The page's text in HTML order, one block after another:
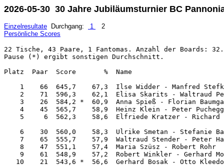
2026-05-30 30 Jahre Jubiläumsturnier BC
Einzelresultate Durchgang: 1
2
Persönliche Scores
22 Tische, 43 Paare, 1 Fantomas. Anzahl der Boards:
Pause (*) ergibt sonstigen Durchschnitt.
Platz  Paar  Score       %  Name
1    66  645,7    67,3  Ilse Widder - Manfred
2    71  596,3    62,1  Elisa Skarits -
3    26  584,2 *  60,9  Anna Spieß - Florian
4    45  565,7    58,9  Heinz Klein - Peter
5     6  562,3    58,6  Elfriede Kratzer -
6    30  560,0    58,3  Ulrike Smetan -
7    65  555,7    57,9  Waltraud Stender - Peter
8    47  551,1    57,4  Maria Szüsz - Robert
9    61  548,9    57,2  Robert Winkler -
10    21  543,6 *  56,6  Gerhard Bosak - Otto